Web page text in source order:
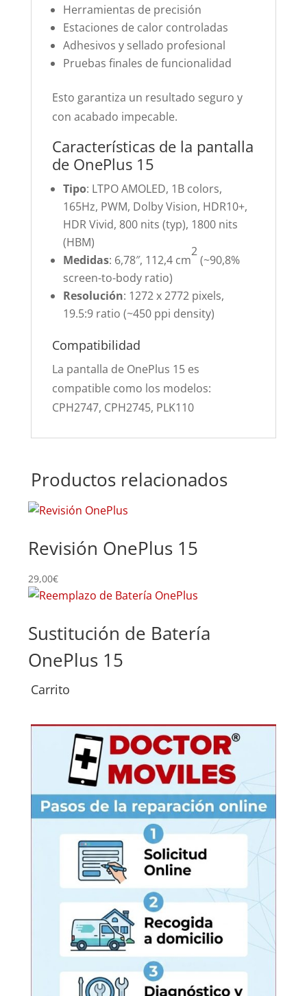
Herramientas de precisión
Estaciones de calor controladas
Adhesivos y sellado profesional
Pruebas finales de funcionalidad
Esto garantiza un resultado seguro y
con acabado impecable.
Características de la pantalla
de OnePlus 15
Tipo: LTPO AMOLED, 1B colors,
165Hz, PWM, Dolby Vision, HDR10+,
HDR Vivid, 800 nits (typ), 1800 nits
(HBM)
Medidas: 6,78″, 112,4 cm
2
(~90,8%
screen-to-body ratio)
Resolución: 1272 x 2772 pixels,
19.5:9 ratio (~450 ppi density)
Compatibilidad
La pantalla de OnePlus 15 es
compatible como los modelos:
CPH2747, CPH2745, PLK110
Productos relacionados
Revisión OnePlus 15
29,00€
Sustitución de Batería
OnePlus 15
Carrito